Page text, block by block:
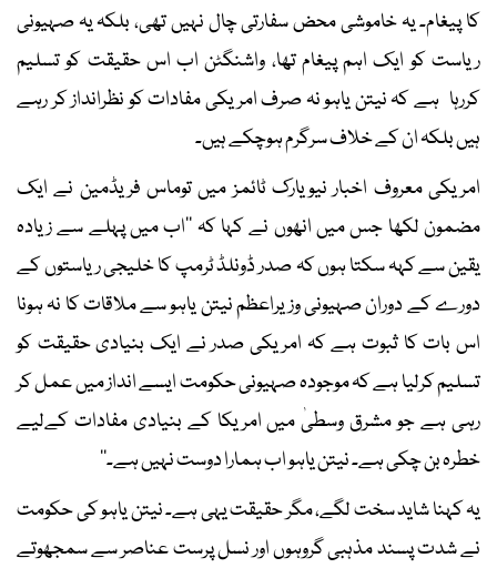
کا پیغام۔ یہ خاموشی محض سفارتی چال نہیں تھی، بلکہ یہ صہیونی
ریاست کو ایک اہم پیغام تھا، واشنگٹن اب اس حقیقت کو تسلیم
کررہا ہے کہ نیتن یاہو نہ صرف امریکی مفادات کو نظرانداز کر رہے
ہیں بلکہ ان کے خلاف سرگرم ہوچکے ہیں۔
امریکی معروف اخبار نیویارک ٹائمز میں توماس فریڈمین نے ایک
مضمون لکھا جس میں انھوں نے کہا کہ ’’اب میں پہلے سے زیادہ
یقین سے کہہ سکتا ہوں کہ صدر ڈونلڈ ٹرمپ کا خلیجی ریاستوں کے
دورے کے دوران صہیونی وزیراعظم نیتن یاہو سے ملاقات کا نہ ہونا
اس بات کا ثبوت ہے کہ امریکی صدر نے ایک بنیادی حقیقت کو
تسلیم کرلیا ہے کہ موجودہ صہیونی حکومت ایسے انداز میں عمل کر
رہی ہے جو مشرق وسطیٰ میں امریکا کے بنیادی مفادات کےلیے
خطرہ بن چکی ہے۔ نیتن یاہو اب ہمارا دوست نہیں ہے۔‘‘
یہ کہنا شاید سخت لگے، مگر حقیقت یہی ہے۔ نیتن یاہو کی حکومت
نے شدت پسند مذہبی گروہوں اور نسل پرست عناصر سے سمجھوتے